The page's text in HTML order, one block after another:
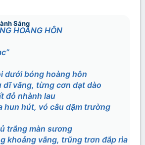
Sáng
HOÀNG HÔN
dưới bóng hoàng hôn
dĩ vãng, từng cơn dạt dào
đỏ nhành lau
hun hút, vó câu dặm trường
trắng màn sương
khoảng vắng, trũng trơn đắp rìa